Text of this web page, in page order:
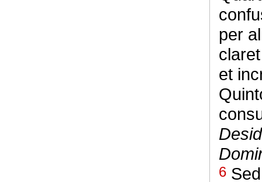
per
et
6